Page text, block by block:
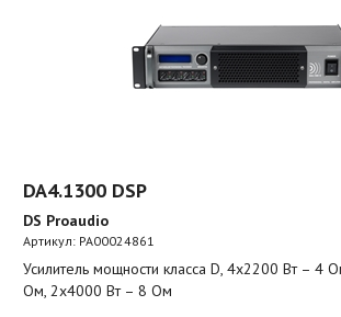
DA4.1300 DSP
DS Proaudio
Артикул: PA00024861
Усилитель мощности класса D, 4х2200 Вт – 4
Ом, 2х4000 Вт – 8 Ом